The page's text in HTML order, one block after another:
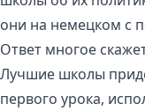
они на немецком с
Ответ многое
Лучшие школы
первого урока,